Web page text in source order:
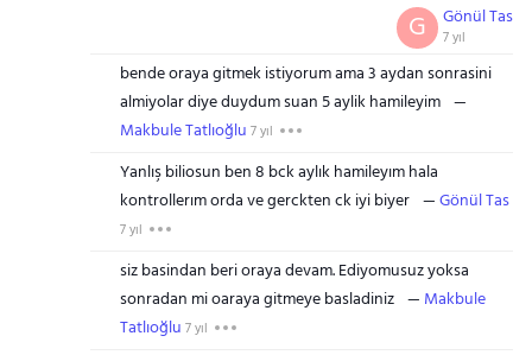
Gönül Tas
7 yıl
G
bende oraya gitmek istiyorum ama 3 aydan sonrasini
almiyolar diye duydum suan 5 aylik hamileyim
Makbule Tatlıoğlu 7 yıl
Yanlış biliosun ben 8 bck aylık hamileyım hala
kontrollerım orda ve gerckten ck iyi biyer
Gönül Tas
7 yıl
siz basindan beri oraya devam. Ediyomusuz yoksa
sonradan mi oaraya gitmeye basladiniz
Makbule
Tatlıoğlu 7 yıl